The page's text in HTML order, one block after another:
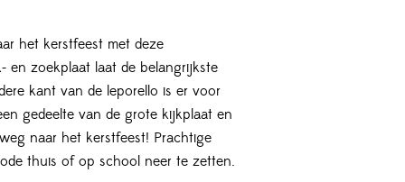
het kerstfeest met deze
en zoekplaat laat de belangrijkste
kant van de leporello is er voor
gedeelte van de grote kijkplaat en
naar het kerstfeest! Prachtige
thuis of op school neer te zetten.